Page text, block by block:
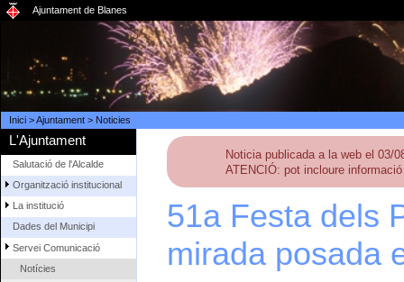
Ajuntament de Blanes
Inici>Ajuntament> Noticies
L'Ajuntament
Salutació de l'Alcalde
Organització institucional
La institució
Dades del Municipi
Servei Comunicació
Notícies
Noticia publicada a la web el 03/
ATENCIÓ: pot incloure
51a Festa dels
mirada posada